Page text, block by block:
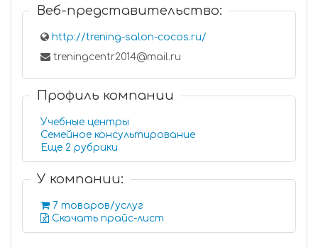
Веб-представительство:
http://trening-salon-cocos.ru/
treningcentr2014@mail.ru
Профиль компании
Учебные центры
Семейное консультирование
Еще 2 рубрики
У компании:
7 товаров/услуг
Скачать прайс-лист